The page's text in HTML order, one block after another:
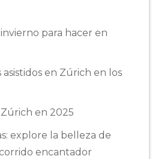
para hacer en
asistidos en Zúrich en los
en 2025
explore la belleza de
encantador